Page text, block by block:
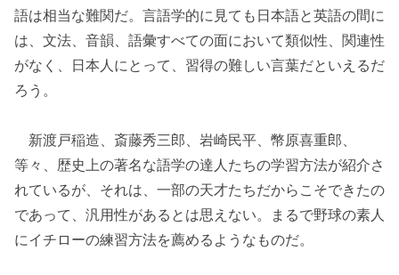
語は相当な難関だ。言語学的に見ても日本語と英語の間に
は、文法、音韻、語彙すべての面において類似性、関連性
がなく、日本人にとって、習得の難しい言葉だといえるだ
ろう。
新渡戸稲造、斎藤秀三郎、岩崎民平、幣原喜重郎、
等々、歴史上の著名な語学の達人たちの学習方法が紹介さ
れているが、それは、一部の天才たちだからこそできたの
であって、汎用性があるとは思えない。まるで野球の素人
にイチローの練習方法を薦めるようなものだ。